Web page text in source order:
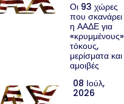
Οι 93 χώρες
που σκανάρει
η ΑΑΔΕ για
«κρυμμένους»
τόκους,
μερίσματα και
αμοιβές
08 Ιούλ,
2026